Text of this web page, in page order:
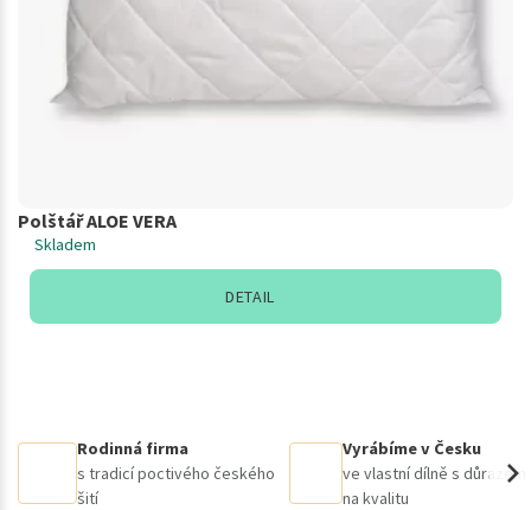
Polštář ALOE VERA
Skladem
DETAIL
Rodinná firma
s tradicí poctivého českého
šití
Vyrábíme v Česku
ve vlastní dílně s důrazem
na kvalitu